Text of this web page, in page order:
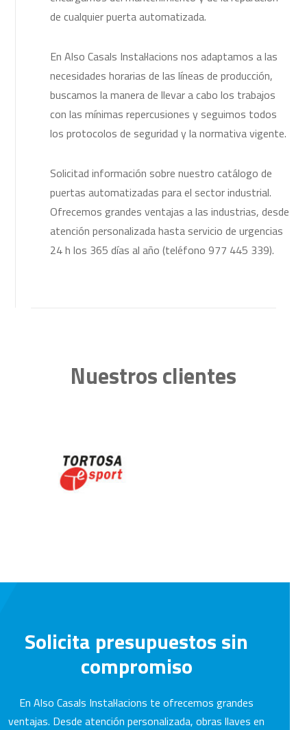
de cualquier puerta automatizada.
En Also Casals Instal·lacions nos adaptamos a las
necesidades horarias de las líneas de producción,
buscamos la manera de llevar a cabo los trabajos
con las mínimas repercusiones y seguimos todos
los protocolos de seguridad y la normativa vigente.
Solicitad información sobre nuestro catálogo de
puertas automatizadas para el sector industrial.
Ofrecemos grandes ventajas a las industrias, desde
atención personalizada hasta servicio de urgencias
24 h los 365 días al año (teléfono 977 445 339).
Nuestros clientes
Solicita presupuestos sin
compromiso
En Also Casals Instal·lacions te ofrecemos grandes
ventajas. Desde atención personalizada, obras llaves en